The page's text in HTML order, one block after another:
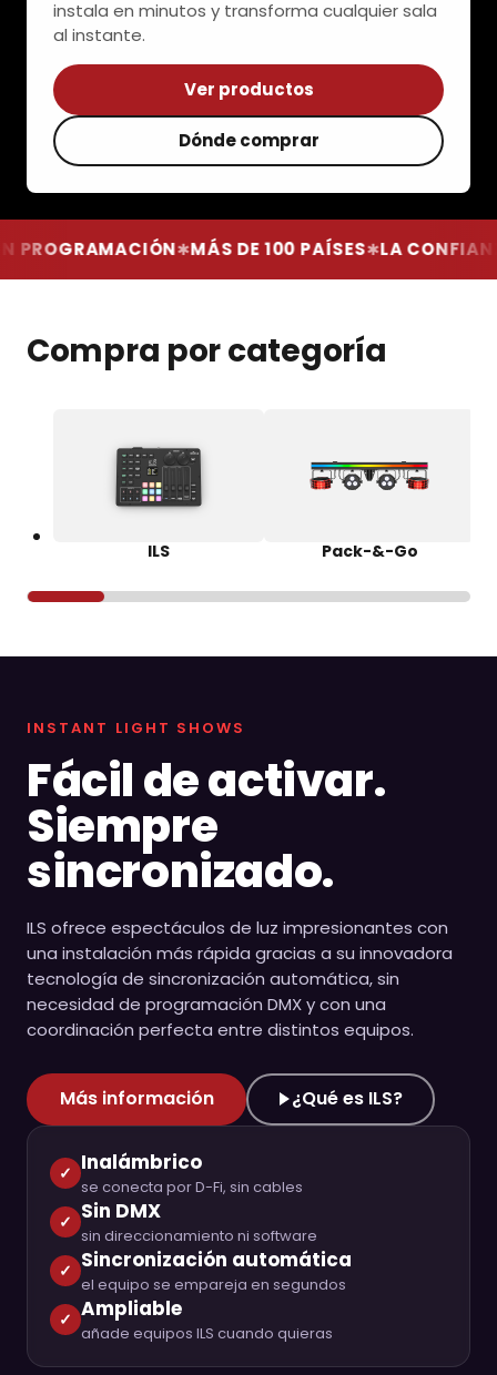
instala en minutos y transforma cualquier sala
al instante.
Ver productos
Dónde comprar
✱MÁS DE 100 PAÍSES ✱LA CONFIANZA DE DJS
Compra por categoría
ILS Pack-&-Go
INSTANT LIGHT SHOWS
Fácil de activar.
Siempre
sincronizado.
ILS ofrece espectáculos de luz impresionantes con
una instalación más rápida gracias a su innovadora
tecnología de sincronización automática, sin
necesidad de programación DMX y con una
coordinación perfecta entre distintos equipos.
Más información ¿Qué es ILS?
Inalámbrico
se conecta por D-Fi, sin cables
Sin DMX
sin direccionamiento ni software
Sincronización automática
el equipo se empareja en segundos
Ampliable
añade equipos ILS cuando quieras